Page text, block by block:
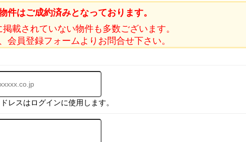
件はご成約済みとなっております。
載されていない物件も多数ございます。
会員登録フォームよりお問合せ下さい。
レスはログインに使用します。